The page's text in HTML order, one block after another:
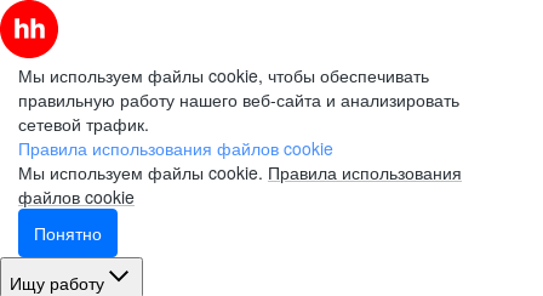
Мы используем файлы cookie, чтобы обеспечивать
правильную работу нашего веб-сайта и анализировать
сетевой трафик.
Правила использования файлов cookie
Мы используем файлы cookie. Правила использования
файлов cookie
Понятно
Ищу работу